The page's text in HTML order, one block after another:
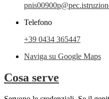
Telefono
+39 0434 365447
Naviga su Google Maps
Cosa serve